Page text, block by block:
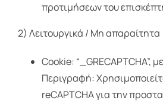
προτιμήσεων του
2) Λειτουργικά / Μη απαραίτητα
Cookie: “_GRECAPTCHA”,
Περιγραφή:
reCAPTCHA για την